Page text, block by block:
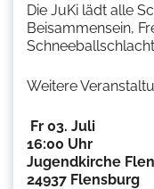
Die JuKi lädt alle
Beisammensein,
Weitere
Fr 03. Juli
16:00 Uhr
Jugendkirche
24937 Flensburg